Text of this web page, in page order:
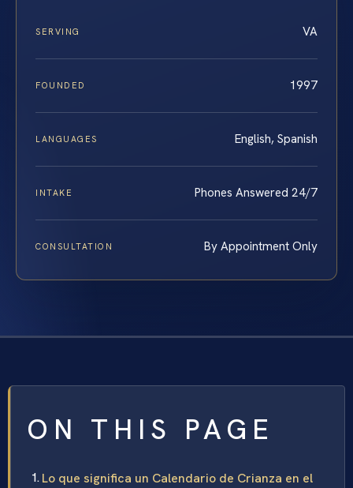
SERVING VA
FOUNDED 1997
LANGUAGES English, Spanish
INTAKE Phones Answered 24/7
CONSULTATION By Appointment Only
ON THIS PAGE
Lo que significa un Calendario de Crianza en el